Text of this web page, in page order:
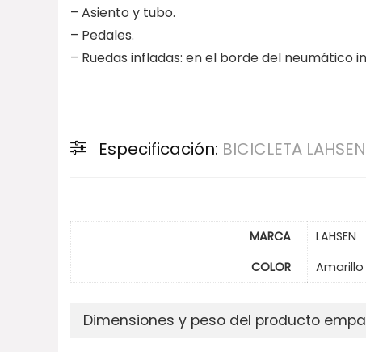
– Asiento y tubo.
– Pedales.
– Ruedas infladas: en el borde del neumático
Especificación: BICICLETA
MARCA
LAHSEN
COLOR
Amarillo
Dimensiones y peso del producto